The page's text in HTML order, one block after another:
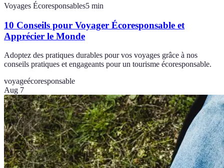
Voyages Écoresponsables5 min
10 Conseils pour Voyager Écoresponsable et
Apprécier le Monde
Adoptez des pratiques durables pour vos voyages grâce à nos
conseils pratiques et engageants pour un tourisme écoresponsable.
voyageécoresponsable
Aug 7